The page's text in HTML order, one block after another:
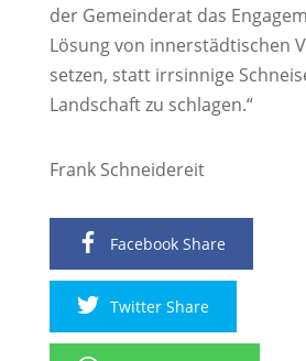
der Gemeinderat das
Lösung von innerstädtischen
setzen, statt irrsinnige
Landschaft zu schlagen.“
Frank Schneidereit
Facebook Share
Twitter Share